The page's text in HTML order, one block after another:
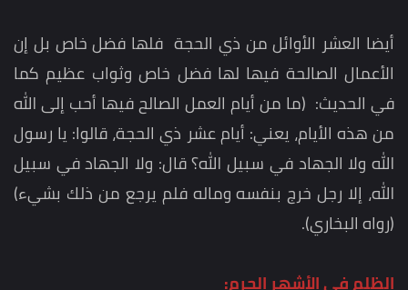
أيضا العشر الأوائل من ذي الحجة فلها فضل خاص بل إن
الأعمال الصالحة فيها لها فضل خاص وثواب عظيم كما
في الحديث: (ما من أيام العمل الصالح فيها أحب إلى الله
من هذه الأيام، يعني: أيام عشر ذي الحجة، قالوا: يا رسول
الله ولا الجهاد في سبيل الله؟ قال: ولا الجهاد في سبيل
الله، إلا رجل خرج بنفسه وماله فلم يرجع من ذلك بشيء)
(رواه البخاري).
الظلم في الأشهر الحرم: